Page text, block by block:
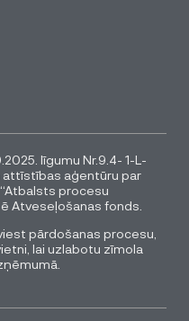
līgumu Nr.9.4- 1-L-
attīstības aģentūru par
procesu
Atveseļošanas fonds.
pārdošanas procesu,
lai uzlabotu zīmola